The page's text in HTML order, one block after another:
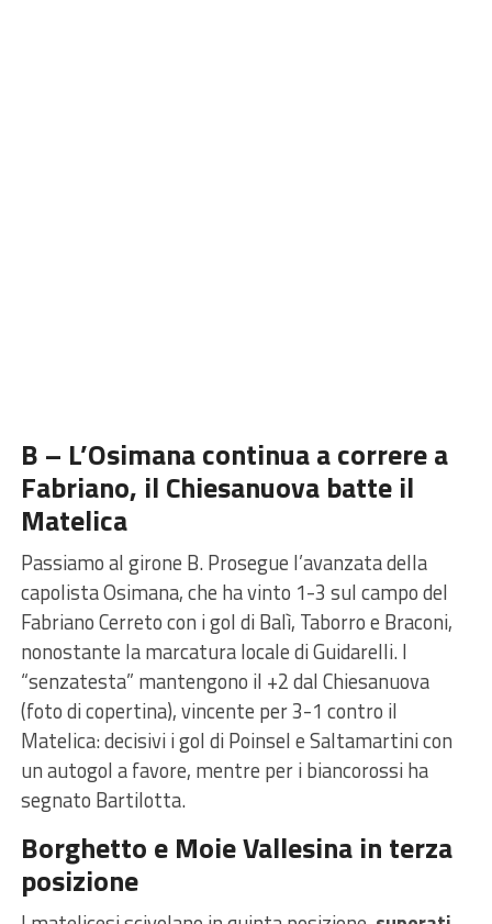
B – L’Osimana continua a correre a
Fabriano, il Chiesanuova batte il
Matelica
Passiamo algirone B.Prosegue l’avanzata della
capolista Osimana, che ha vinto 1-3 sul campo del
Fabriano Cerreto con i gol di Balì, Taborro e Braconi,
nonostante la marcatura locale diGuidarelli. I
“senzatesta” mantengono il +2 dalChiesanuova
(foto di copertina), vincente per 3-1 contro il
Matelica: decisivi i gol diPoinseleSaltamartinicon
un autogol a favore, mentre per i biancorossi ha
segnato Bartilotta.
Borghetto e Moie Vallesina in terza
posizione